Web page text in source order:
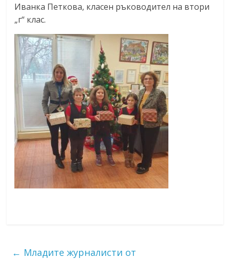
Иванка Петкова, класен ръководител на втори
„г“ клас.
← Младите журналисти от